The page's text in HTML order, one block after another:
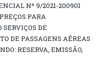
Nº 9/2021-200901
PARA
SERVIÇOS DE
DE PASSAGENS AÉREAS
RESERVA, EMISSÃO,